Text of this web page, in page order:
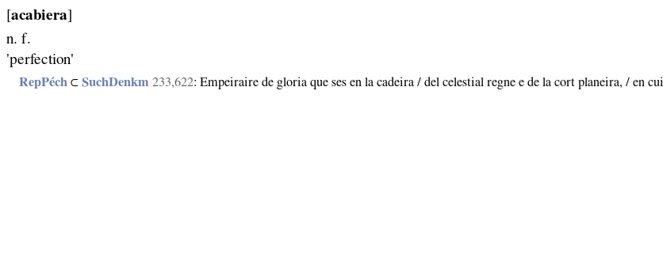
[acabiera]
n. f.
'perfection'
RepPéch ⊂SuchDenkm 233,622: Empeiraire de gloria que ses en la cadeira / del celestial regne e de la cort planeira, / en